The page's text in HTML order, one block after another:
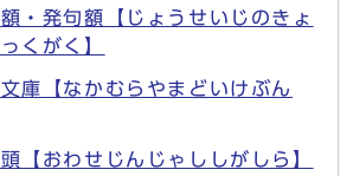
・発句額【じょうせいじのきょ
くがく】
庫【なかむらやまどいけぶん
【おわせじんじゃししがしら】